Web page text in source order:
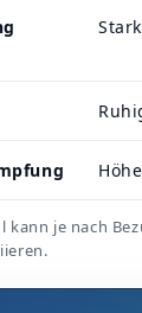
kann je nach